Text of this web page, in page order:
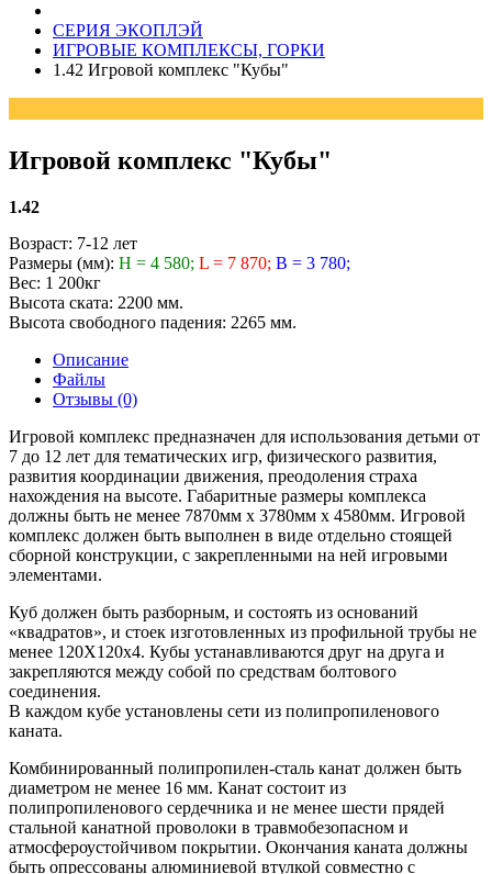
СЕРИЯ ЭКОПЛЭЙ
ИГРОВЫЕ КОМПЛЕКСЫ, ГОРКИ
1.42 Игровой комплекс "Кубы"
Игровой комплекс "Кубы"
1.42
Возраст: 7-12 лет
Размеры (мм): H = 4 580; L = 7 870; B = 3 780;
Вес: 1 200кг
Высота ската: 2200 мм.
Высота свободного падения: 2265 мм.
Описание
Файлы
Отзывы (0)
Игровой комплекс предназначен для использования детьми от
7 до 12 лет для тематических игр, физического развития,
развития координации движения, преодоления страха
нахождения на высоте. Габаритные размеры комплекса
должны быть не менее 7870мм х 3780мм х 4580мм. Игровой
комплекс должен быть выполнен в виде отдельно стоящей
сборной конструкции, с закрепленными на ней игровыми
элементами.
Куб должен быть разборным, и состоять из оснований
«квадратов», и стоек изготовленных из профильной трубы не
менее 120X120x4. Кубы устанавливаются друг на друга и
закрепляются между собой по средствам болтового
соединения.
В каждом кубе установлены сети из полипропиленового
каната.
Комбинированный полипропилен-сталь канат должен быть
диаметром не менее 16 мм. Канат состоит из
полипропиленового сердечника и не менее шести прядей
стальной канатной проволоки в травмобезопасном и
атмосфероустойчивом покрытии. Окончания каната должны
быть опрессованы алюминиевой втулкой совместно с